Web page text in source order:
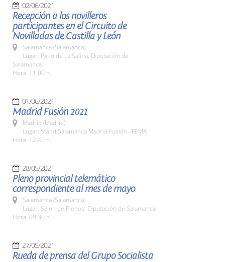
02/06/2021
Recepción a los novilleros
participantes en el Circuito de
Novilladas de Castilla y León
Salamanca (Salamanca)
Lugar: Patio de La Salina. Diputación de
Salamanca
Hora: 11:00 h.
01/06/2021
Madrid Fusión 2021
Madrid (Madrid)
Lugar: Stand Salamanca Madrid Fusión. IFEMA
Hora: 12:45 h.
28/05/2021
Pleno provincial telemático
correspondiente al mes de mayo
Salamanca (Salamanca)
Lugar: Salón de Plenos. Diputación de Salamanca
Hora: 09:30 h.
27/05/2021
Rueda de prensa del Grupo Socialista